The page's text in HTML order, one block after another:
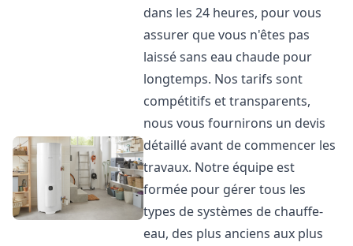
dans les 24 heures, pour vous
assurer que vous n'êtes pas
laissé sans eau chaude pour
longtemps. Nos tarifs sont
compétitifs et transparents,
nous vous fournirons un devis
détaillé avant de commencer les
travaux. Notre équipe est
formée pour gérer tous les
types de systèmes de chauffe-
eau, des plus anciens aux plus